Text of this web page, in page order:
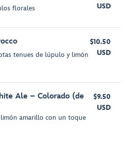
florales
USD
tenues de lúpulo y limón
$10.50
USD
Ale – Colorado (de
limón amarillo con un toque
$9.50
USD